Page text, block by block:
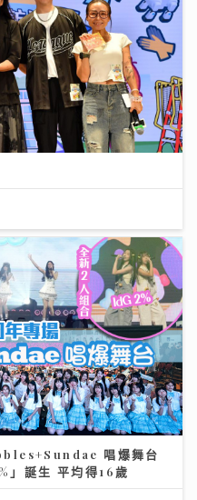
唱爆舞台
」誕生 平均得16歲